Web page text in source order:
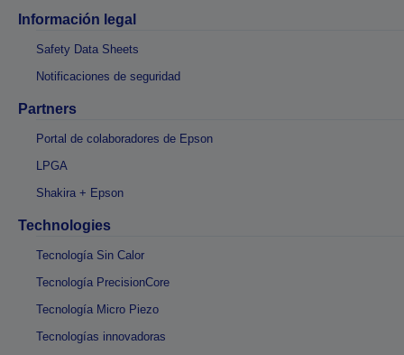
Información legal
Safety Data Sheets
Notificaciones de seguridad
Partners
Portal de colaboradores de Epson
LPGA
Shakira + Epson
Technologies
Tecnología Sin Calor
Tecnología PrecisionCore
Tecnología Micro Piezo
Tecnologías innovadoras